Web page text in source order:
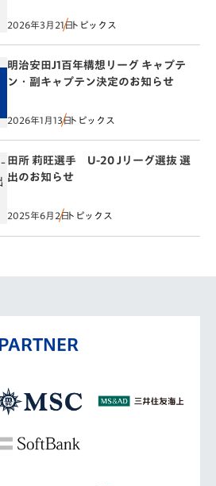
2026年3月21日トピックス
明治安田J1百年構想リーグ キャプテ
ン・副キャプテン決定のお知らせ
2026年1月13日トピックス
田所 莉旺選手 U-20 Jリーグ選抜 選
出のお知らせ
2025年6月2日トピックス
PARTNER